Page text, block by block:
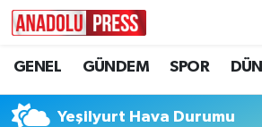
GENEL GÜNDEM SPOR
Yeşilyurt Hava Durumu
Nöbetçi Eczaneler
Hava Durumu